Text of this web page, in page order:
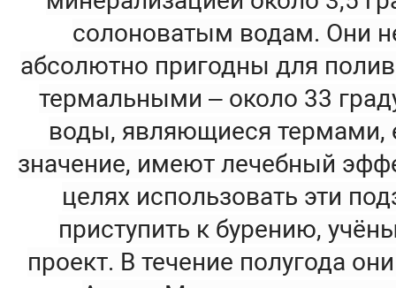
солоноватым водам. Они
абсолютно пригодны для
термальными – около 33
воды, являющиеся термами,
значение, имеют лечебный
целях использовать эти
приступить к бурению,
проект. В течение полугода